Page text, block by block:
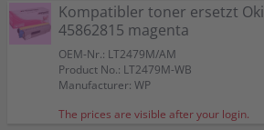
Kompatibler toner ersetzt Oki
45862815 magenta
OEM-Nr.: LT2479M/AM
Product No.: LT2479M-WB
Manufacturer: WP
The prices are visible after your login.